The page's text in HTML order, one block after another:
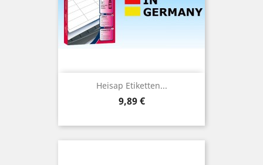
Heisap Etiketten...
Preis
9,89 €